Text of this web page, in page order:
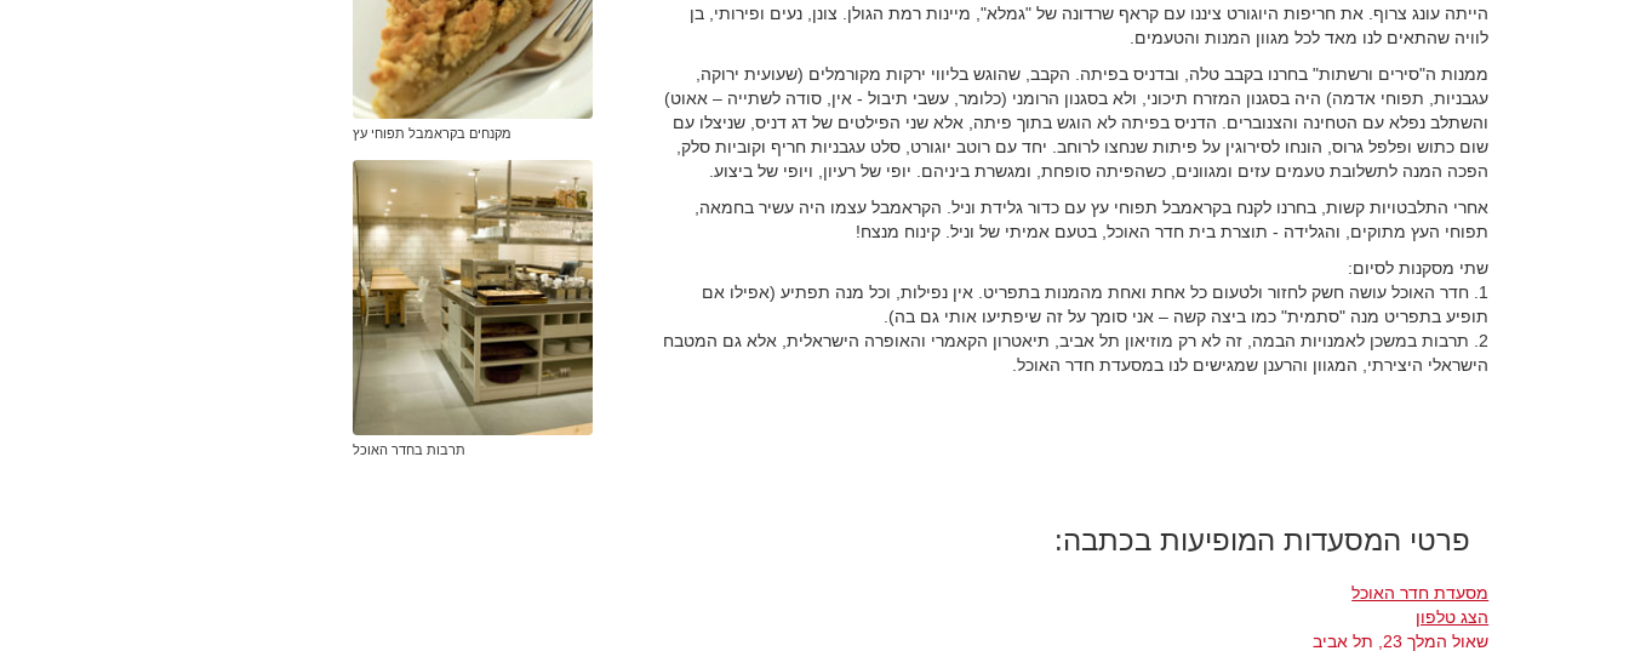
הייתה עונג צרוף. את חריפות היוגורט ציננו עם קראף שרדונה של "גמלא", מיינות רמת הגולן. צונן, נעים ופירותי, בן
לוויה שהתאים לנו מאד לכל מגוון המנות והטעמים.
ממנות ה"סירים ורשתות" בחרנו בקבב טלה, ובדניס בפיתה. הקבב, שהוגש בליווי ירקות מקורמלים (שעועית ירוקה,
עגבניות, תפוחי אדמה) היה בסגנון המזרח תיכוני, ולא בסגנון הרומני (כלומר, עשבי תיבול - אין, סודה לשתייה – אאוט)
והשתלב נפלא עם הטחינה והצנוברים. הדניס בפיתה לא הוגש בתוך פיתה, אלא שני הפילטים של דג דניס, שניצלו עם
שום כתוש ופלפל גרוס, הונחו לסירוגין על פיתות שנחצו לרוחב. יחד עם רוטב יוגורט, סלט עגבניות חריף וקוביות סלק,
הפכה המנה לתשלובת טעמים עזים ומגוונים, כשהפיתה סופחת, ומגשרת ביניהם. יופי של רעיון, ויופי של ביצוע.
אחרי התלבטויות קשות, בחרנו לקנח בקראמבל תפוחי עץ עם כדור גלידת וניל. הקראמבל עצמו היה עשיר בחמאה,
תפוחי העץ מתוקים, והגלידה - תוצרת בית חדר האוכל, בטעם אמיתי של וניל. קינוח מנצח!
שתי מסקנות לסיום:
1. חדר האוכל עושה חשק לחזור ולטעום כל אחת ואחת מהמנות בתפריט. אין נפילות, וכל מנה תפתיע (אפילו אם
תופיע בתפריט מנה "סתמית" כמו ביצה קשה – אני סומך על זה שיפתיעו אותי גם בה).
2. תרבות במשכן לאמנויות הבמה, זה לא רק מוזיאון תל אביב, תיאטרון הקאמרי והאופרה הישראלית, אלא גם המטבח
הישראלי היצירתי, המגוון והרענן שמגישים לנו במסעדת חדר האוכל.
מקנחים בקראמבל תפוחי עץ
תרבות בחדר האוכל
פרטי המסעדות המופיעות בכתבה:
מסעדת חדר האוכל
הצג טלפון
שאול המלך 23, תל אביב